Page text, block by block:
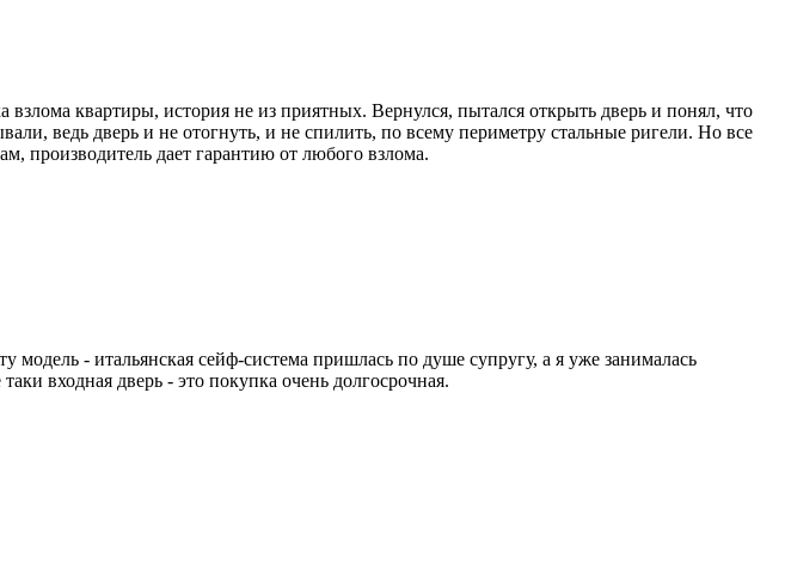
квартиры, история не из приятных. Вернулся, пытался открыть дверь и понял, что
ведь дверь и не отогнуть, и не спилить, по всему периметру стальные ригели. Но все
производитель дает гарантию от любого взлома.
- итальянская сейф-система пришлась по душе супругу, а я уже занималась
входная дверь - это покупка очень долгосрочная.